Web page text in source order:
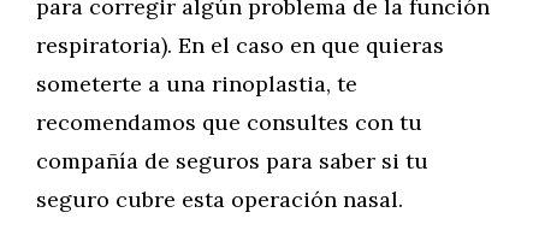
para corregir algún problema de la función
respiratoria). En el caso en que quieras
someterte a una rinoplastia, te
recomendamos que consultes con tu
compañía de seguros para saber si tu
seguro cubre esta operación nasal.